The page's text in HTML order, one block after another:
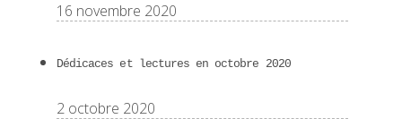
16 novembre 2020
Dédicaces et lectures en octobre 2020
2 octobre 2020